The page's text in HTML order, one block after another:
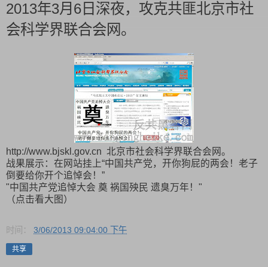
2013年3月6日深夜，攻克共匪北京市社
会科学界联合会网。
http://www.bjskl.gov.cn 北京市社会科学界联合会网。
战果展示：在网站挂上“中国共产党，开你狗屁的两会！老子
倒要给你开个追悼会！”
"中国共产党追悼大会 奠 祸国殃民 遗臭万年！"
（点击看大图）
时间： 3/06/2013 09:04:00 下午
共享